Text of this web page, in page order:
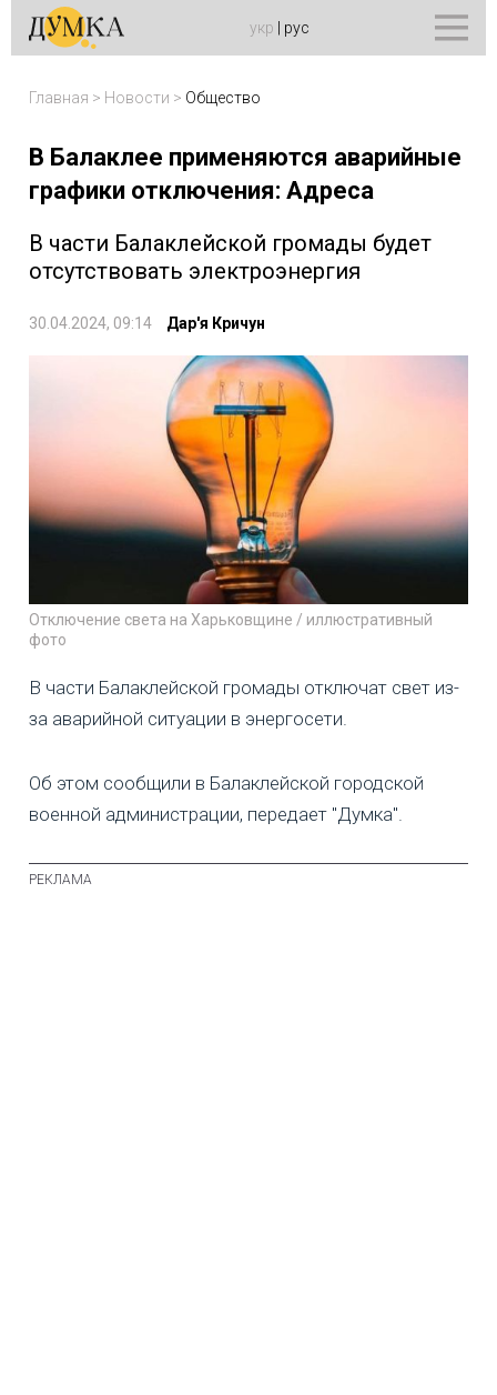
укр рус
Главная > Новости > Общество
В Балаклее применяются аварийные
графики отключения: Адреса
В части Балаклейской громады будет
отсутствовать электроэнергия
30.04.2024, 09:14 Дар'я Кричун
Отключение света на Харьковщине / иллюстративный
фото
В части Балаклейской громады отключат свет из-
за аварийной ситуации в энергосети.
Об этом сообщили в Балаклейской городской
военной администрации, передает "Думка".